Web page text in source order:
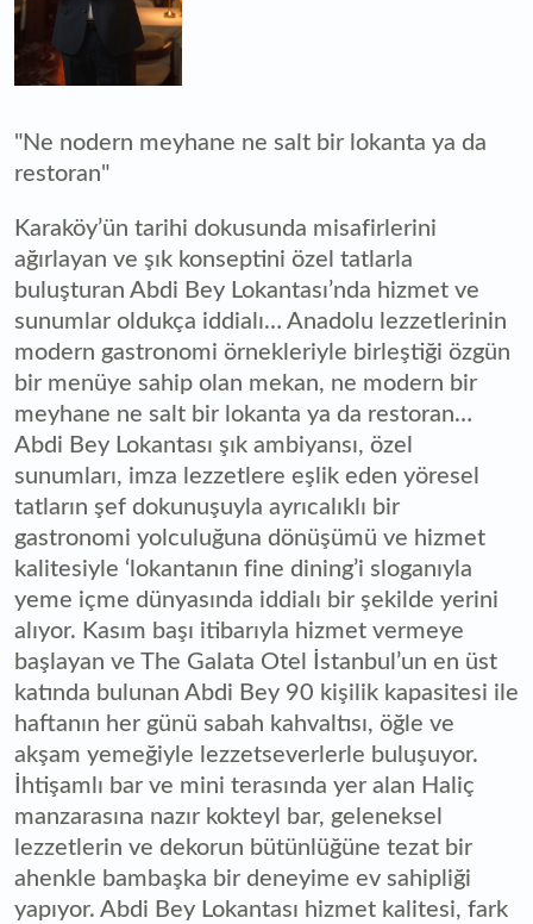
"Ne nodern meyhane ne salt bir lokanta ya da
restoran"
Karaköy’ün tarihi dokusunda misafirlerini
ağırlayan ve şık konseptini özel tatlarla
buluşturan Abdi Bey Lokantası’nda hizmet ve
sunumlar oldukça iddialı… Anadolu lezzetlerinin
modern gastronomi örnekleriyle birleştiği özgün
bir menüye sahip olan mekan, ne modern bir
meyhane ne salt bir lokanta ya da restoran…
Abdi Bey Lokantası şık ambiyansı, özel
sunumları, imza lezzetlere eşlik eden yöresel
tatların şef dokunuşuyla ayrıcalıklı bir
gastronomi yolculuğuna dönüşümü ve hizmet
kalitesiyle ‘lokantanın fine dining’i sloganıyla
yeme içme dünyasında iddialı bir şekilde yerini
alıyor. Kasım başı itibarıyla hizmet vermeye
başlayan ve The Galata Otel İstanbul’un en üst
katında bulunan Abdi Bey 90 kişilik kapasitesi ile
haftanın her günü sabah kahvaltısı, öğle ve
akşam yemeğiyle lezzetseverlerle buluşuyor.
İhtişamlı bar ve mini terasında yer alan Haliç
manzarasına nazır kokteyl bar, geleneksel
lezzetlerin ve dekorun bütünlüğüne tezat bir
ahenkle bambaşka bir deneyime ev sahipliği
yapıyor. Abdi Bey Lokantası hizmet kalitesi, fark